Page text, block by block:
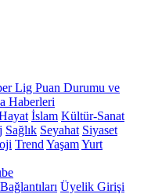
Lig Puan Durumu ve
Haberleri
İslam Kültür-Sanat
Sağlık Seyahat Siyaset
Trend YaşamYurt
Üyelik Girişi